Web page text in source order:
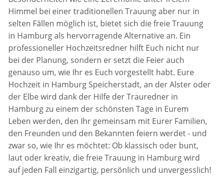
Himmel bei einer traditionellen Trauung aber nur in
selten Fällen möglich ist, bietet sich die freie Trauung
in Hamburg als hervorragende Alternative an. Ein
professioneller Hochzeitsredner hilft Euch nicht nur
bei der Planung, sondern er setzt die Feier auch
genauso um, wie Ihr es Euch vorgestellt habt. Eure
Hochzeit in Hamburg Speicherstadt, an der Alster oder
der Elbe wird dank der Hilfe der Trauredner in
Hamburg zu einem der schönsten Tage in Eurem
Leben werden, den Ihr gemeinsam mit Eurer Familien,
den Freunden und den Bekannten feiern werdet - und
zwar so, wie Ihr es möchtet: Ob klassisch oder bunt,
laut oder kreativ, die freie Trauung in Hamburg wird
auf jeden Fall einzigartig, persönlich und unvergesslich!